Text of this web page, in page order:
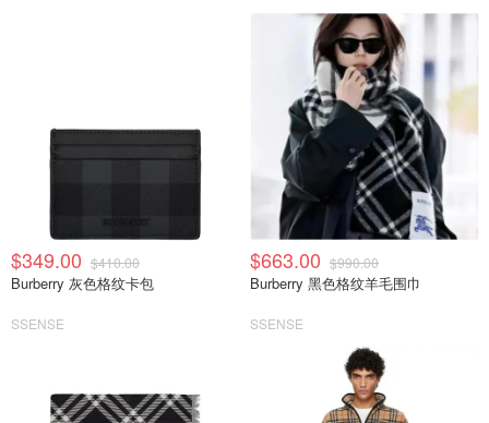
$349.00 $410.00
Burberry 灰色格纹卡包
SSENSE
$663.00 $990.00
Burberry 黑色格纹羊毛围巾
SSENSE